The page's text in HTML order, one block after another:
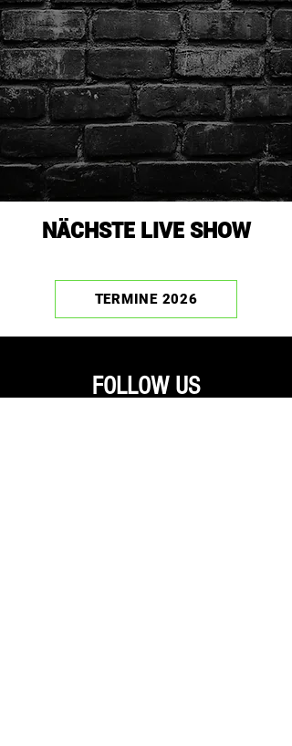
NÄCHSTE LIVE SHOW
TERMINE 2026
FOLLOW US